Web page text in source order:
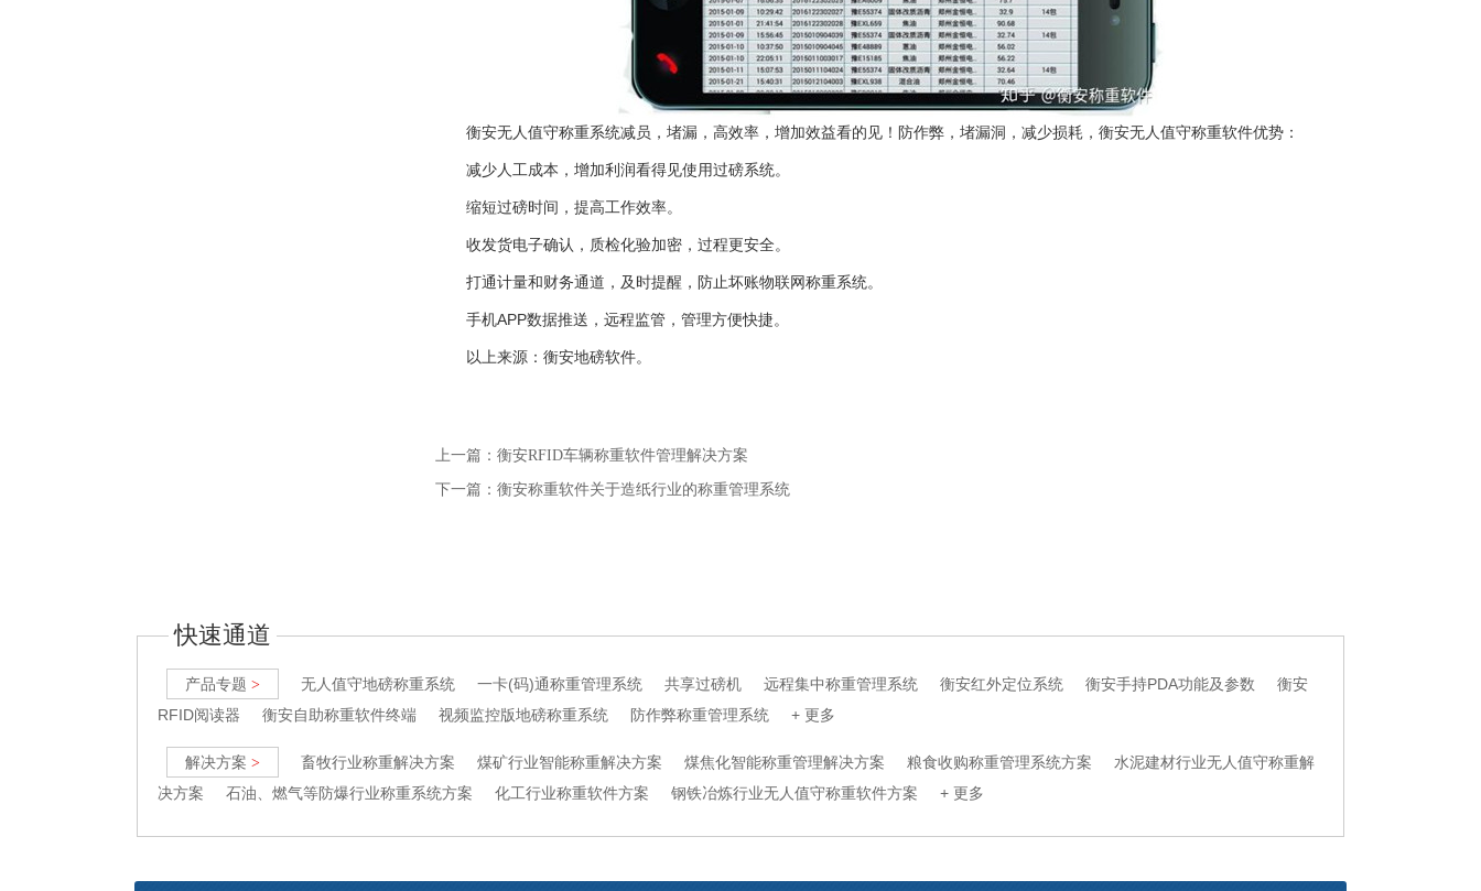
衡安无人值守称重系统减员，堵漏，高效率，增加效益看的见！防作弊，堵漏洞，减少损耗，衡安无人值守称重软件优势：
减少人工成本，增加利润看得见使用过磅系统。
缩短过磅时间，提高工作效率。
收发货电子确认，质检化验加密，过程更安全。
打通计量和财务通道，及时提醒，防止坏账物联网称重系统。
手机APP数据推送，远程监管，管理方便快捷。
以上来源： 衡安地磅软件。
上一篇：衡安RFID车辆称重软件管理解决方案
下一篇：衡安称重软件关于造纸行业的称重管理系统
快速通道
产品专题 > 无人值守地磅称重系统 一卡(码)通称重管理系统 共享过磅机 远程集中称重管理系统 衡安红外定位系统 衡安手持PDA功能及参数
衡安
RFID阅读器
衡安自助称重软件终端 视频监控版地磅称重系统 防作弊称重管理系统 + 更多
解决方案 > 畜牧行业称重解决方案 煤矿行业智能称重解决方案 煤焦化智能称重管理解决方案 粮食收购称重管理系统方案
水泥建材行业无人值守称重解
决方案
石油、燃气等防爆行业称重系统方案 化工行业称重软件方案 钢铁冶炼行业无人值守称重软件方案 + 更多